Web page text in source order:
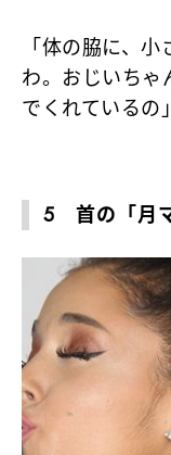
「体の脇に、
わ。おじいちゃ
でくれている
5 首の「月